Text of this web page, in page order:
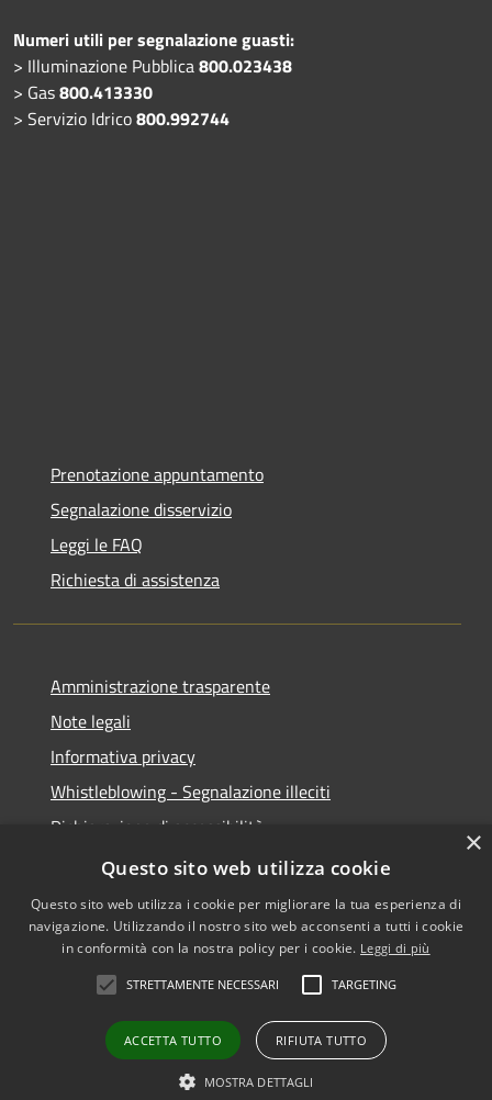
Numeri utili per segnalazione guasti:
> Illuminazione Pubblica800.023438
> Gas800.413330
> Servizio Idrico800.992744
Prenotazione appuntamento
Segnalazione disservizio
Leggi le FAQ
Richiesta di assistenza
Amministrazione trasparente
Note legali
Informativa privacy
Whistleblowing - Segnalazione illeciti
Dichiarazione di accessibilità
Obiettivi di acessibilità
Accessibilità
Copyright © 2026 • Comune di
Voghera • Powered by
Municipium•
redazione
×
Questo sito web utilizza cookie
Questo sito web utilizza i cookie per migliorare la tua esperienza di
navigazione. Utilizzando il nostro sito web acconsenti a tutti i cookie
in conformità con la nostra policy per i cookie. Leggi di più
STRETTAMENTE NECESSARI TARGETING
ACCETTA TUTTO RIFIUTA TUTTO
MOSTRA DETTAGLI